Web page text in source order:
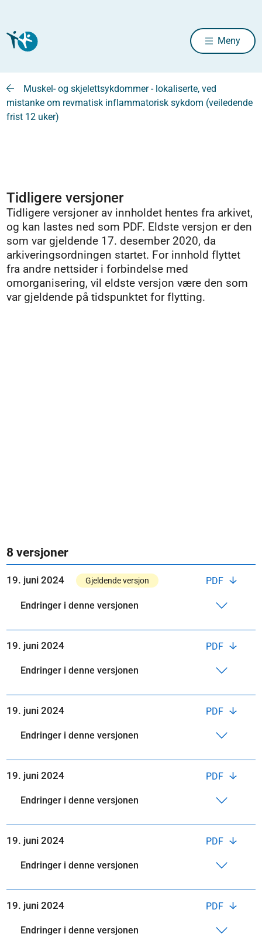
Meny
Muskel- og skjelettsykdommer - lokaliserte, ved
mistanke om revmatisk inflammatorisk sykdom (veiledende
frist 12 uker)
Tidligere versjoner
Tidligere versjoner av innholdet hentes fra arkivet,
og kan lastes ned som PDF. Eldste versjon er den
som var gjeldende 17. desember 2020, da
arkiveringsordningen startet. For innhold flyttet
fra andre nettsider i forbindelse med
omorganisering, vil eldste versjon være den som
var gjeldende på tidspunktet for flytting.
8 versjoner
PDF
19. juni 2024 Gjeldende versjon
Endringer i denne versjonen
PDF
19. juni 2024
Endringer i denne versjonen
PDF
19. juni 2024
Endringer i denne versjonen
PDF
19. juni 2024
Endringer i denne versjonen
PDF
19. juni 2024
Endringer i denne versjonen
PDF
19. juni 2024
Endringer i denne versjonen